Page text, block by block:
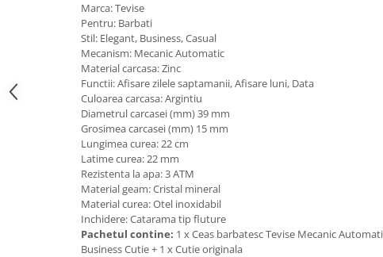
Marca: Tevise
Pentru: Barbati
Stil: Elegant, Business, Casual
Mecanism: Mecanic Automatic
Material carcasa: Zinc
Functii: Afisare zilele saptamanii, Afisare luni, Data
Culoarea carcasa: Argintiu
Diametrul carcasei (mm) 39 mm
Grosimea carcasei (mm) 15 mm
Lungimea curea: 22 cm
Latime curea: 22 mm
Rezistenta la apa: 3 ATM
Material geam: Cristal mineral
Material curea: Otel inoxidabil
Inchidere: Catarama tip fluture
Pachetul contine: 1 x Ceas barbatesc Tevise Mecanic
Business Cutie + 1 x Cutie originala